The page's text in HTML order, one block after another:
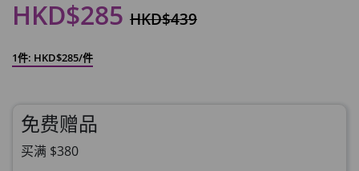
HKD$285 HKD$439
1件: HKD$285/件
免费赠品
买满 $380